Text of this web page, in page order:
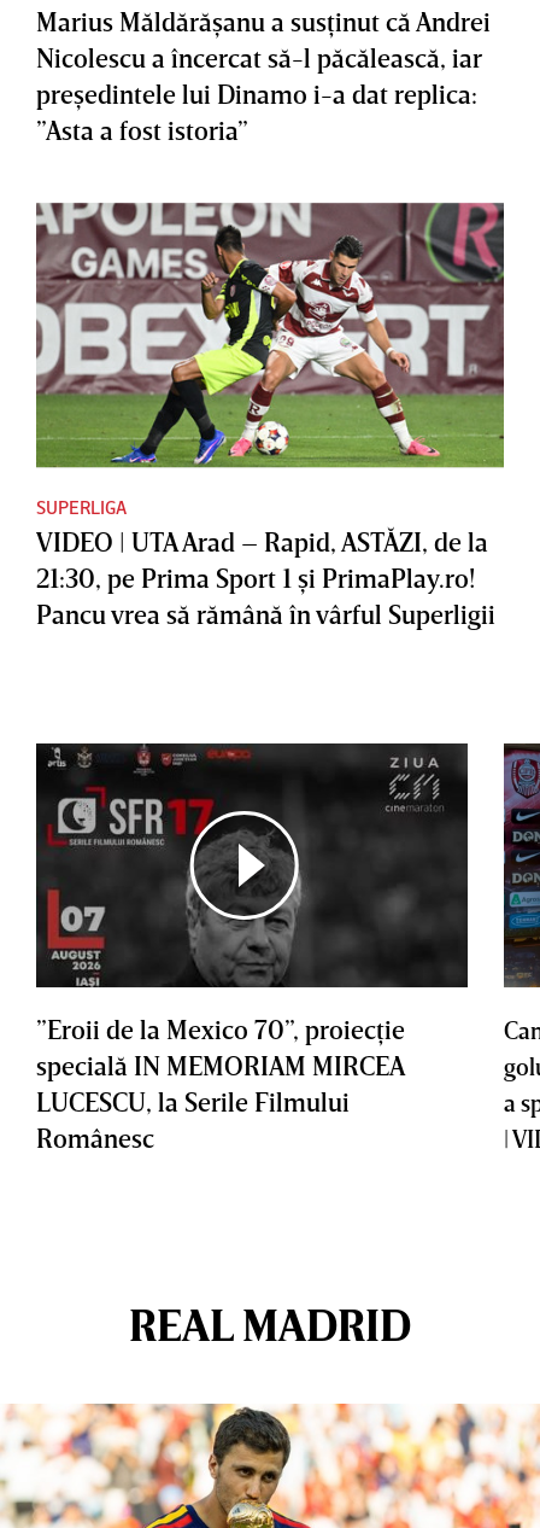
Marius Măldărăşanu a susţinut că Andrei
Nicolescu a încercat să-l păcălească, iar
preşedintele lui Dinamo i-a dat replica:
”Asta a fost istoria”
SUPERLIGA
VIDEO | UTA Arad – Rapid, ASTĂZI, de la
21:30, pe Prima Sport 1 şi PrimaPlay.ro!
Pancu vrea să rămână în vârful Superligii
”Eroii de la Mexico 70”, proiecţie
specială IN MEMORIAM MIRCEA
LUCESCU, la Serile Filmului
Românesc
a
|
REAL MADRID